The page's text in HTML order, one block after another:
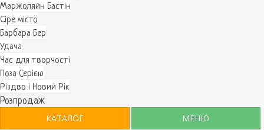
Маржоляйн Бастін
Cіре місто
Барбара Бер
Удача
Час для творчості
Поза Серією
Різдво і Новий Рік
Розпродаж
КАТАЛОГ
МЕНЮ